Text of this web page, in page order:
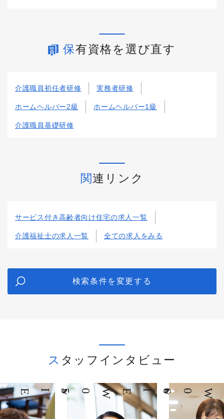
保有資格を選び直す
介護職員初任者研修 実務者研修
ホームヘルパー2級 ホームヘルパー1級
介護職員基礎研修
関連リンク
サービス付き高齢者向け住宅の求人一覧
介護福祉士の求人一覧 全ての求人をみる
検索条件を変更する
スタッフインタビュー
INTERVIEW INTERVIEW
05 06